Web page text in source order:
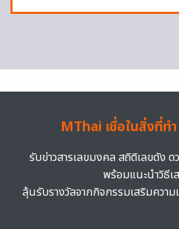
MThai เชื่อในสิ่งที่ท
รับข่าวสารเลขมงคล สถิติเลขดัง ด
พร้อมแนะนำวิธีเ
ลุ้นรับรางวัลจากกิจกรรมเสริมควา